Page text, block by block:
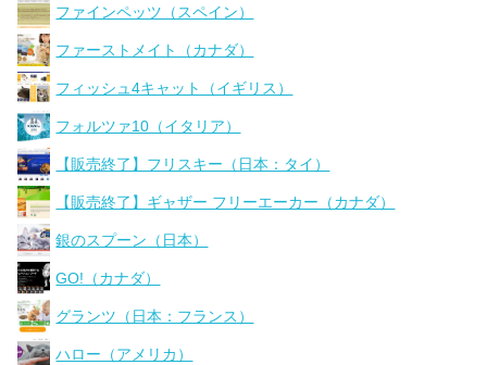
ファインペッツ（スペイン）
ファーストメイト（カナダ）
フィッシュ4キャット（イギリス）
フォルツァ10（イタリア）
【販売終了】フリスキー（日本：タイ）
【販売終了】ギャザー フリーエーカー（カナダ）
銀のスプーン（日本）
GO!（カナダ）
グランツ（日本：フランス）
ハロー（アメリカ）